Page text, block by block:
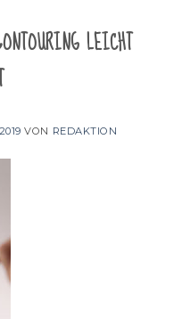
leicht
VON REDAKTION